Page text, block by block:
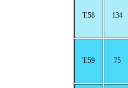
T.58 134
T.59 75